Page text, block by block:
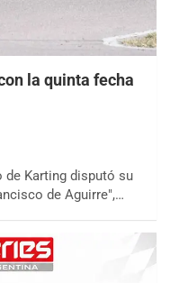
la quinta fecha
de Karting disputó su
de Aguirre",…